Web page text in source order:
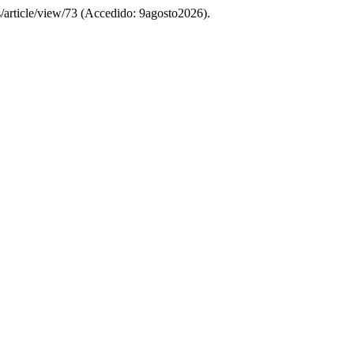
view/73 (Accedido: 9agosto2026).